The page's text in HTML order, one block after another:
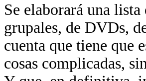
Se elaborará una
grupales, de DVDs,
cuenta que tiene que
cosas complicadas,